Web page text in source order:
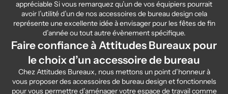
appréciable Si vous remarquez qu’un de vos équipiers pourrait
avoir l’utilité d’un de nos accessoires de bureau design cela
représente une excellente idée à envisager pour les fêtes de fin
d’année ou tout autre évènement spécifique.
Faire confiance à Attitudes Bureaux pour
le choix d’un accessoire de bureau
Chez Attitudes Bureaux, nous mettons un point d’honneur à
vous proposer des accessoires de bureau design et fonctionnels
pour vous permettre d’aménager votre espace de travail comme